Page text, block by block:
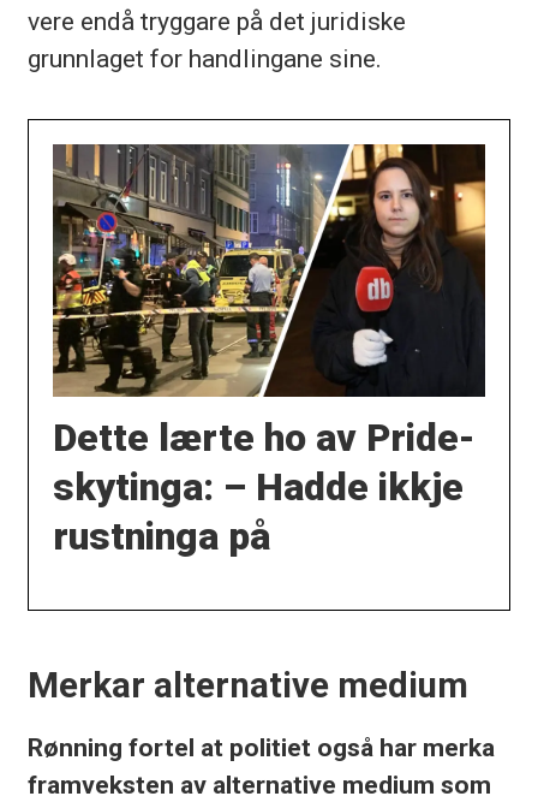
vere endå tryggare på det juridiske
grunnlaget for handlingane sine.
Dette lærte ho av Pride-
skytinga: – Hadde ikkje
rustninga på
Merkar alternative medium
Rønning fortel at politiet også har merka
framveksten av alternative medium som